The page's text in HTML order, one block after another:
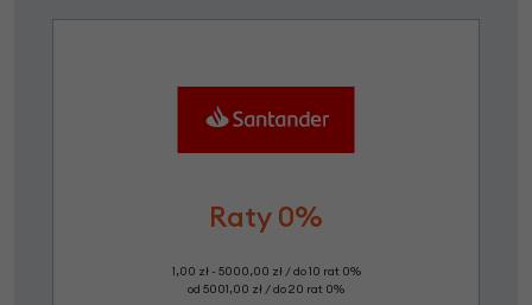
Raty 0%
1,00 zł - 5000,00 zł / do 10 rat 0%
od 5001,00 zł / do 20 rat 0%